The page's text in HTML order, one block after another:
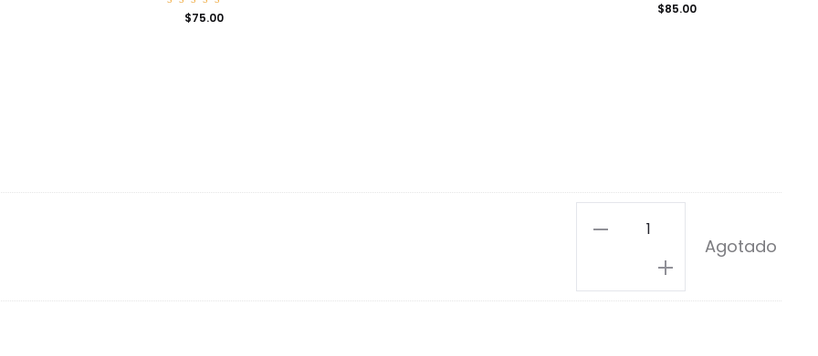
Valorad
o con
$75.00
$85.00
Dungeon
Pin
Agotado